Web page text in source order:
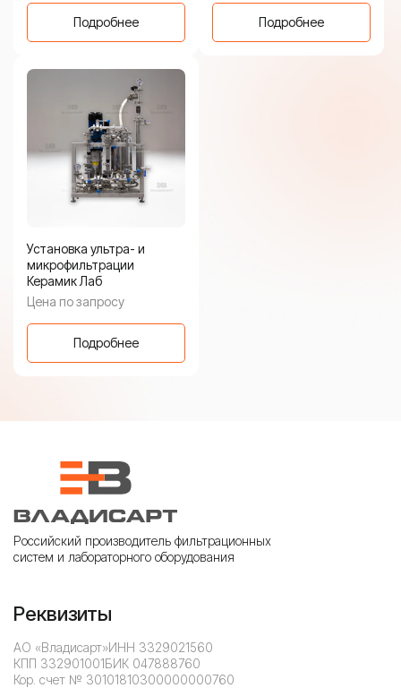
Подробнее Подробнее
Установка ультра- и
микрофильтрации
Керамик Лаб
Цена по запросу
Подробнее
Российский производитель фильтрационных
систем и лабораторного оборудования
Реквизиты
АО «Владисарт»ИНН 3329021560
КПП 332901001БИК 047888760
Кор. счет № 30101810300000000760